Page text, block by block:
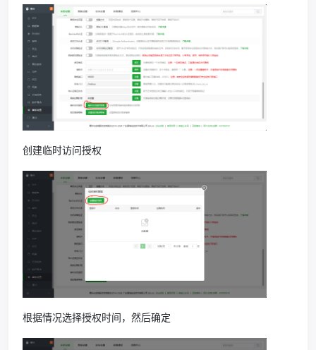
创建临时访问授权
根据情况选择授权时间，然后确定